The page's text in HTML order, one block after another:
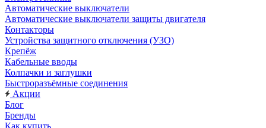
Автоматические выключатели
Автоматические выключатели защиты двигателя
Контакторы
Устройства защитного отключения (УЗО)
Крепёж
Кабельные вводы
Колпачки и заглушки
Быстроразъёмные соединения
Акции
Блог
Бренды
Как купить